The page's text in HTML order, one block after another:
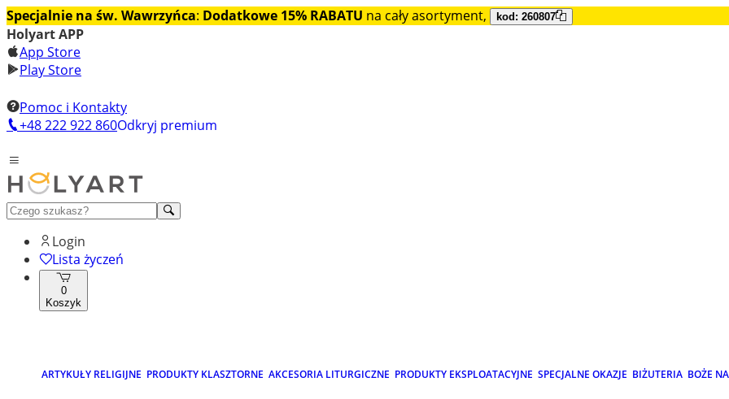
Specjalnie na św. Wawrzyńca: Dodatkowe 15% RABATU na cały asortyment, kod: 260807
Holyart APP
App Store
Play Store
Pomoc i Kontakty
+48 222 922 860Odkryj premium
Login
Lista życzeń
0
Koszyk
ARTYKUŁY RELIGIJNE PRODUKTY KLASZTORNE AKCESORIA LITURGICZNE PRODUKTY EKSPLOATACYJNE SPECJALNE OKAZJE BIŻUTERIA BOŻE